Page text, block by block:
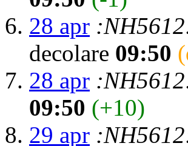
28 apr
decolare 09:50
28 apr
09:50 (+10)
29 apr